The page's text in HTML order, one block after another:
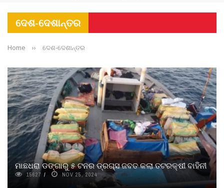
ଦେଶ-ଦେଶାନ୍ତର
Home ›› ଦେଶ-ଦେଶାନ୍ତର
ମାଛଧରା ଡଙ୍ଗାରୁ ୫ ଟନର ଡ୍ରଗ୍ସ ଜବତ କଲା ତଟରକ୍ଷୀ ବାହିନୀ
15627 NOV 25, 2024